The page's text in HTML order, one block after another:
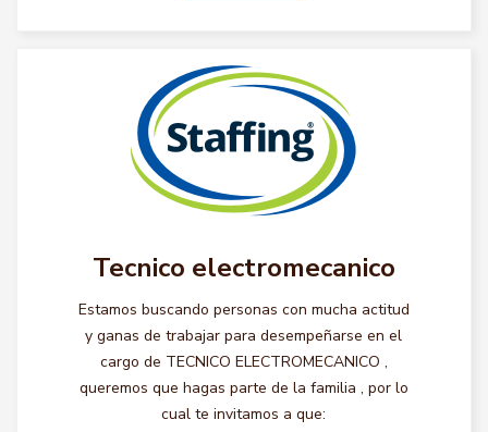
Tecnico electromecanico
Estamos buscando personas con mucha actitud
y ganas de trabajar para desempeñarse en el
cargo de TECNICO ELECTROMECANICO ,
queremos que hagas parte de la familia , por lo
cual te invitamos a que: